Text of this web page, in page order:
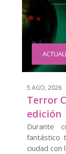
5 AGO, 2026
Terror
edición
Durante
fantástico
ciudad con